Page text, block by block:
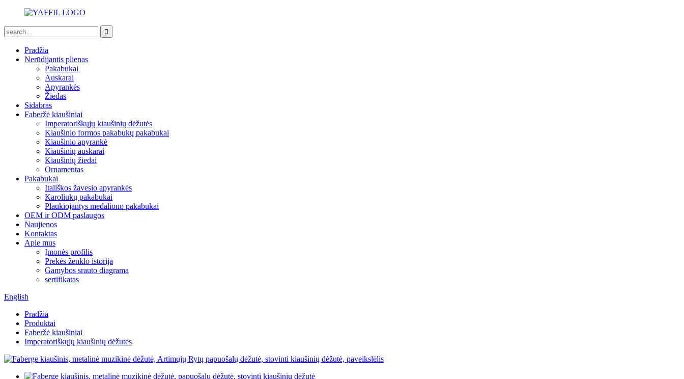
Pradžia
Nerūdijantis plienas
Pakabukai
Auskarai
Apyrankės
Žiedas
Sidabras
Faberžė kiaušiniai
Imperatoriškųjų kiaušinių dėžutės
Kiaušinio formos pakabukų pakabukai
Kiaušinio apyrankė
Kiaušinių auskarai
Kiaušinių žiedai
Ornamentas
Pakabukai
Itališkos žavesio apyrankės
Karoliukų pakabukai
Plaukiojantys medaliono pakabukai
OEM ir ODM paslaugos
Naujienos
Kontaktas
Apie mus
Įmonės profilis
Prekės ženklo istorija
Gamybos srauto diagrama
sertifikatas
English
Pradžia
Produktai
Faberžė kiaušiniai
Imperatoriškųjų kiaušinių dėžutės